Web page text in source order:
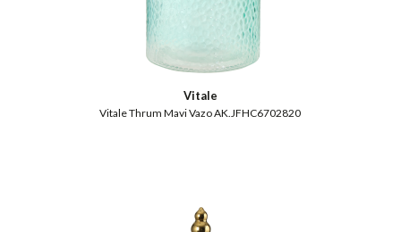
Vitale
Vitale Thrum Mavi Vazo AK.JFHC6702820